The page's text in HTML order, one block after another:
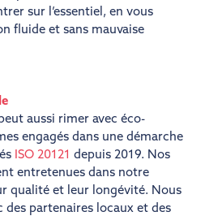
sur l’essentiel, en vous
fluide et sans mauvaise
aussi rimer avec éco-
engagés dans une démarche
ISO 20121 depuis 2019. Nos
entretenues dans notre
qualité et leur longévité. Nous
des partenaires locaux et des